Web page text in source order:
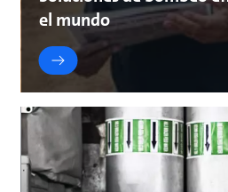
el mundo